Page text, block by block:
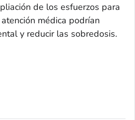
de los esfuerzos para
médica podrían
y reducir las sobredosis.